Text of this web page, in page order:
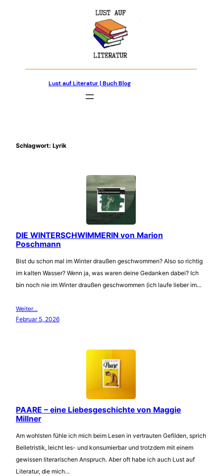
Lust auf Literatur | Buch Blog
Schlagwort: Lyrik
DIE WINTERSCHWIMMERIN von Marion
Poschmann
Bist du schon mal im Winter draußen geschwommen? Also so richtig
im kalten Wasser? Wenn ja, was waren deine Gedanken dabei? Ich
bin noch nie im Winter draußen geschwommen (ich laufe lieber im…
Weiter…
Februar 5, 2026
PAARE – eine Liebesgeschichte von Maggie
Millner
Am wohlsten fühle ich mich beim Lesen in vertrauten Gefilden, sprich
Belletristik, leicht les- und konsumierbar und trotzdem mit einem
gewissen literarischen Anspruch. Aber oft habe ich auch Lust auf
Literatur, die mich…